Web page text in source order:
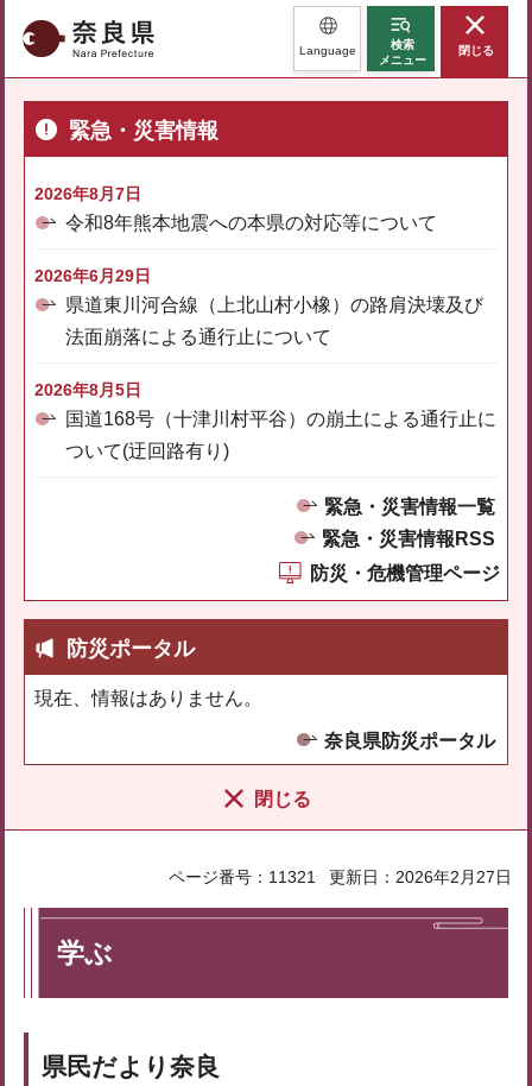
奈良県 Language
検索
メニュー
閉じる
緊急・災害情報
2026年8月7日
令和8年熊本地震への本県の対応等について
2026年6月29日
県道東川河合線（上北山村小橡）の路肩決壊及び
法面崩落による通行止について
2026年8月5日
国道168号（十津川村平谷）の崩土による通行止に
ついて(迂回路有り)
緊急・災害情報一覧
緊急・災害情報RSS
防災・危機管理ページ
防災ポータル
現在、情報はありません。
奈良県防災ポータル
閉じる
ページ番号：11321 更新日：2026年2月27日
学ぶ
県民だより奈良